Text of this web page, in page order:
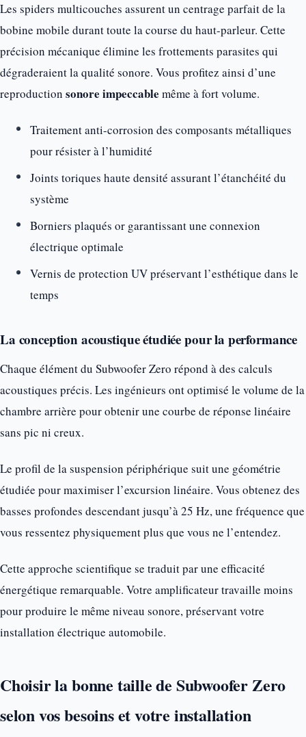
Les spiders multicouches assurent un centrage parfait de la
bobine mobile durant toute la course du haut-parleur. Cette
précision mécanique élimine les frottements parasites qui
dégraderaient la qualité sonore. Vous profitez ainsi d’une
reproduction sonore impeccable même à fort volume.
Traitement anti-corrosion des composants métalliques
pour résister à l’humidité
Joints toriques haute densité assurant l’étanchéité du
système
Borniers plaqués or garantissant une connexion
électrique optimale
Vernis de protection UV préservant l’esthétique dans le
temps
La conception acoustique étudiée pour la performance
Chaque élément du Subwoofer Zero répond à des calculs
acoustiques précis. Les ingénieurs ont optimisé le volume de la
chambre arrière pour obtenir une courbe de réponse linéaire
sans pic ni creux.
Le profil de la suspension périphérique suit une géométrie
étudiée pour maximiser l’excursion linéaire. Vous obtenez des
basses profondes descendant jusqu’à 25 Hz, une fréquence que
vous ressentez physiquement plus que vous ne l’entendez.
Cette approche scientifique se traduit par une efficacité
énergétique remarquable. Votre amplificateur travaille moins
pour produire le même niveau sonore, préservant votre
installation électrique automobile.
Choisir la bonne taille de Subwoofer Zero
selon vos besoins et votre installation